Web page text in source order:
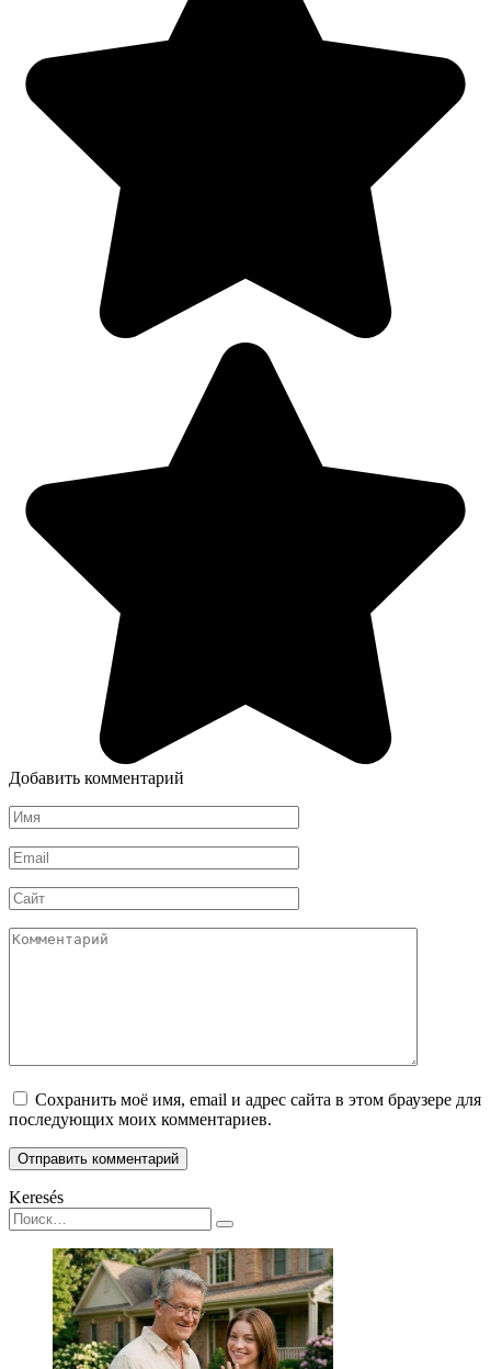
Добавить комментарий
Имя
*
Email
*
Сайт
Комментарий
Сохранить моё имя, email и адрес сайта в этом браузере для
последующих моих комментариев.
Keresés
Search
for: